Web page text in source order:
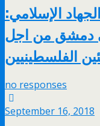
الإسلامي:
دمشق من اجل
الفلسطينيين
no responses
September 16, 2018